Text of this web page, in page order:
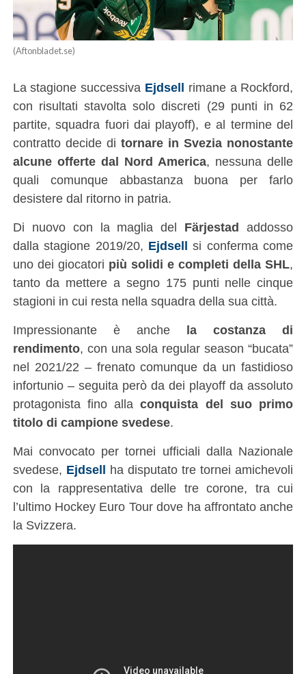
(Aftonbladet.se)
La stagione successiva Ejdsell rimane a Rockford,
con risultati stavolta solo discreti (29 punti in 62
partite, squadra fuori dai playoff), e al termine del
contratto decide di tornare in Svezia nonostante
alcune offerte dal Nord America, nessuna delle
quali comunque abbastanza buona per farlo
desistere dal ritorno in patria.
Di nuovo con la maglia del Färjestad addosso
dalla stagione 2019/20, Ejdsell si conferma come
uno dei giocatori più solidi e completi della SHL,
tanto da mettere a segno 175 punti nelle cinque
stagioni in cui resta nella squadra della sua città.
Impressionante è anche la costanza di
rendimento, con una sola regular season “bucata”
nel 2021/22 – frenato comunque da un fastidioso
infortunio – seguita però da dei playoff da assoluto
protagonista fino allaconquista del suo primo
titolo di campione svedese.
Mai convocato per tornei ufficiali dalla Nazionale
svedese, Ejdsell ha disputato tre tornei amichevoli
con la rappresentativa delle tre corone, tra cui
l’ultimo Hockey Euro Tour dove ha affrontato anche
la Svizzera.